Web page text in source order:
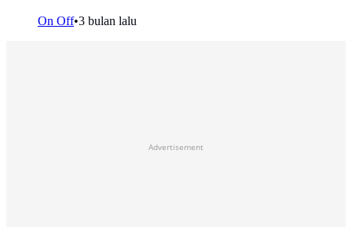
On Off•3 bulan lalu
Advertisement